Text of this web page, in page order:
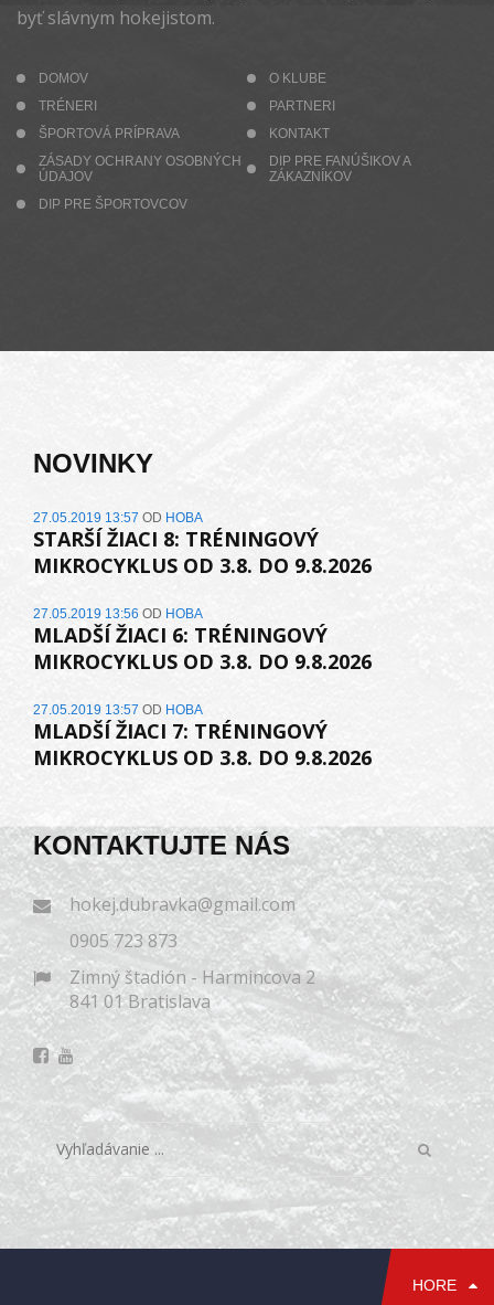
byť slávnym hokejistom.
DOMOV
O KLUBE
TRÉNERI
PARTNERI
ŠPORTOVÁ PRÍPRAVA
KONTAKT
ZÁSADY OCHRANY OSOBNÝCH
ÚDAJOV
DIP PRE FANÚŠIKOV A
ZÁKAZNÍKOV
DIP PRE ŠPORTOVCOV
NOVINKY
27.05.2019 13:57 OD HOBA
STARŠÍ ŽIACI 8: TRÉNINGOVÝ
MIKROCYKLUS OD 3.8. DO 9.8.2026
27.05.2019 13:56 OD HOBA
MLADŠÍ ŽIACI 6: TRÉNINGOVÝ
MIKROCYKLUS OD 3.8. DO 9.8.2026
27.05.2019 13:57 OD HOBA
MLADŠÍ ŽIACI 7: TRÉNINGOVÝ
MIKROCYKLUS OD 3.8. DO 9.8.2026
KONTAKTUJTE NÁS
hokej.dubravka@gmail.com
0905 723 873
Zimný štadión - Harmincova 2
841 01 Bratislava
HORE